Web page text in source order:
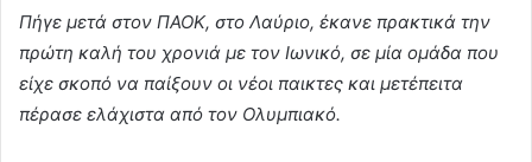
Πήγε μετά στον ΠΑΟΚ, στο Λαύριο, έκανε πρακτικά την
πρώτη καλή του χρονιά με τον Ιωνικό, σε μία ομάδα που
είχε σκοπό να παίξουν οι νέοι παικτες και μετέπειτα
πέρασε ελάχιστα από τον Ολυμπιακό.